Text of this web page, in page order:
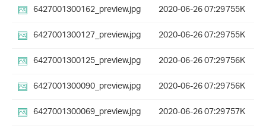
6427001300162_preview.jpg
2020-06-26 07:29755K
6427001300127_preview.jpg
2020-06-26 07:29755K
6427001300125_preview.jpg
2020-06-26 07:29756K
6427001300090_preview.jpg
2020-06-26 07:29756K
6427001300069_preview.jpg
2020-06-26 07:29757K